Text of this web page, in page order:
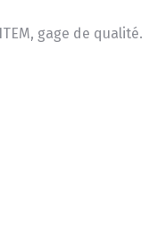
gage de qualité.